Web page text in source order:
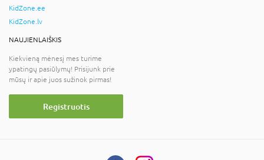
KidZone.ee
KidZone.lv
NAUJIENLAIŠKIS
Kiekvieną mėnesį mes turime
ypatingų pasiūlymų! Prisijunk prie
mūsų ir apie juos sužinok pirmas!
Registruotis